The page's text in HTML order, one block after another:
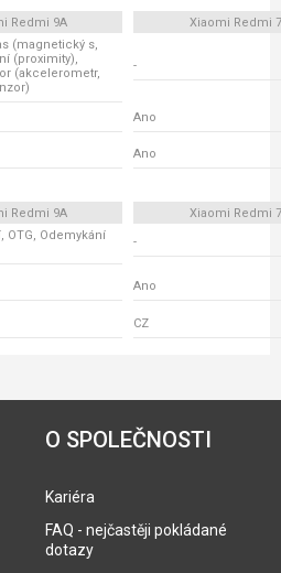
Redmi 9A Xiaomi Redmi
(magnetický s,
(proximity),
(akcelerometr,
-
Ano
Ano
Redmi 9A
Xiaomi Redmi
OTG, Odemykání
-
Ano
CZ
O SPOLEČNOSTI
Kariéra
FAQ - nejčastěji pokládané
dotazy